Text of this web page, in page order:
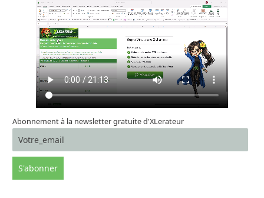
Abonnement à la newsletter gratuite d'XLerateur